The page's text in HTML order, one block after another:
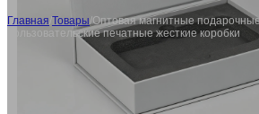
Главная Товары/Оптовая магнитные подарочные
пользовательские печатные жесткие коробки